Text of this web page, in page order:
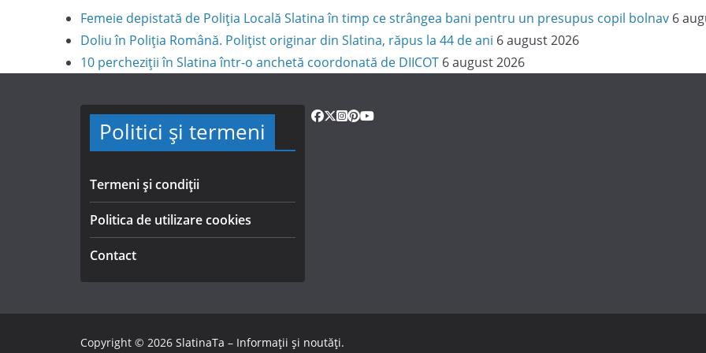
Femeie depistată de Poliția Locală Slatina în timp ce strângea bani pentru un presupus copil bolnav 6
Doliu în Poliția Română. Polițist originar din Slatina, răpus la 44 de ani 6 august 2026
10 percheziții în Slatina într-o anchetă coordonată de DIICOT 6 august 2026
Politici și termeni
Termeni și condiții
Politica de utilizare cookies
Contact
Copyright © 2026 SlatinaTa – Informații și noutăți.